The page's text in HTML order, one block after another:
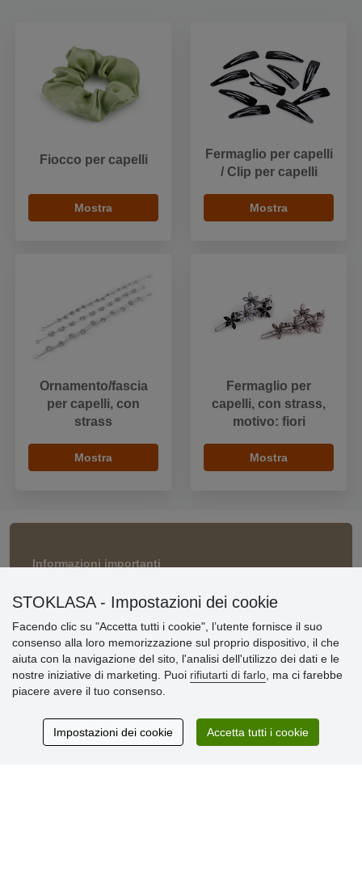
Fiocco per capelli
Mostra
Fermaglio per capelli
/ Clip per capelli
Mostra
Ornamento/fascia
per capelli, con
strass
Mostra
Fermaglio per
capelli, con strass,
motivo: fiori
Mostra
Informazioni importanti
» Termini & Condizioni
» Informativa sulla Privacy
» Consegna e pagamento
» Garanzia e resi
» Programma fedeltà
Recensioni
dei clienti
STOKLASA - Impostazioni dei cookie
Facendo clic su "Accetta tutti i cookie", l’utente fornisce il suo
consenso alla loro memorizzazione sul proprio dispositivo, il che
aiuta con la navigazione del sito, l'analisi dell'utilizzo dei dati e le
nostre iniziative di marketing. Puoi rifiutarti di farlo , ma ci farebbe
piacere avere il tuo consenso.
Impostazioni dei cookie Accetta tutti i cookie